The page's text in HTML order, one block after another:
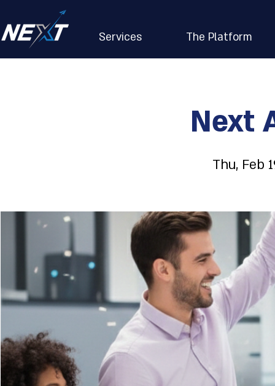
Services The Platform
Next
Thu, Feb